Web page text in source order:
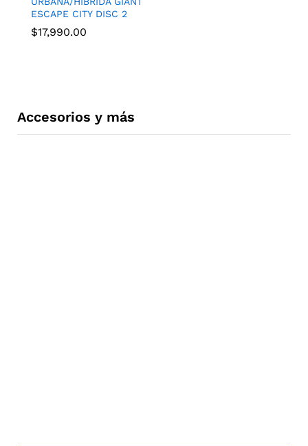
ESCAPE CITY DISC 2
$17,990.00
Accesorios y más